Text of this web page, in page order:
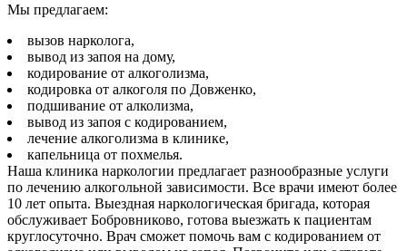
Мы предлагаем:
вызов нарколога,
вывод из запоя на дому,
кодирование от алкоголизма,
кодировка от алкоголя по Довженко,
подшивание от алколизма,
вывод из запоя с кодированием,
лечение алкоголизма в клинике,
капельница от похмелья.
Наша клиника наркологии предлагает разнообразные услуги
по лечению алкогольной зависимости. Все врачи имеют более
10 лет опыта. Выездная наркологическая бригада, которая
обслуживает Бобровниково, готова выезжать к пациентам
круглосуточно. Врач сможет помочь вам с кодированием от